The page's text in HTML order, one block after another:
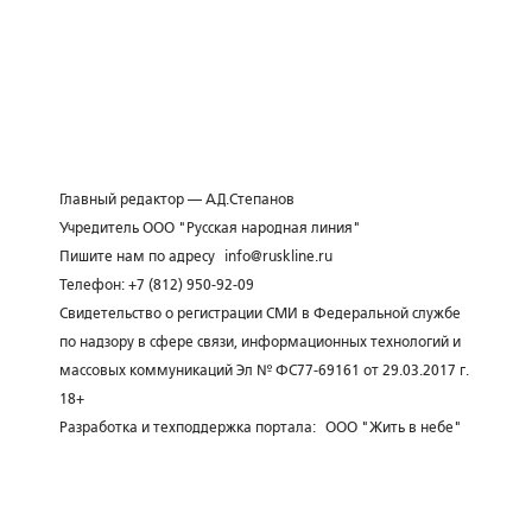
Главный редактор — А.Д.Степанов
Учредитель ООО "Русская народная линия"
Пишите нам по адресу
info@ruskline.ru
Телефон: +7 (812) 950-92-09
Свидетельство о регистрации СМИ в Федеральной службе
по надзору в сфере связи, информационных технологий и
массовых коммуникаций Эл № ФС77-69161 от 29.03.2017 г.
18+
Разработка и техподдержка портала: ООО "Жить в небе"